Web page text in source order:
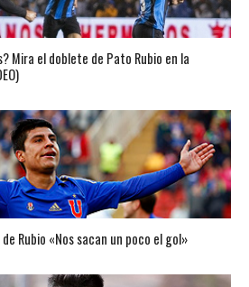
Mira el doblete de Pato Rubio en la
Rubio «Nos sacan un poco el gol»